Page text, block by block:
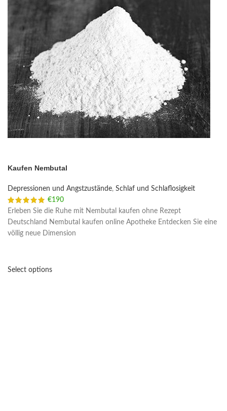
Kaufen Nembutal
Depressionen und Angstzustände, Schlaf und Schlaflosigkeit
€190
Erleben Sie die Ruhe mit Nembutal kaufen ohne Rezept
Deutschland Nembutal kaufen online Apotheke Entdecken Sie eine
völlig neue Dimension
Select options